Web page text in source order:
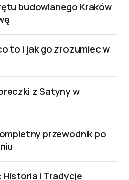
budowlanego Kraków
to i jak go zrozumiec w
z Satyny w
przewodnik po
Historia i Tradycje